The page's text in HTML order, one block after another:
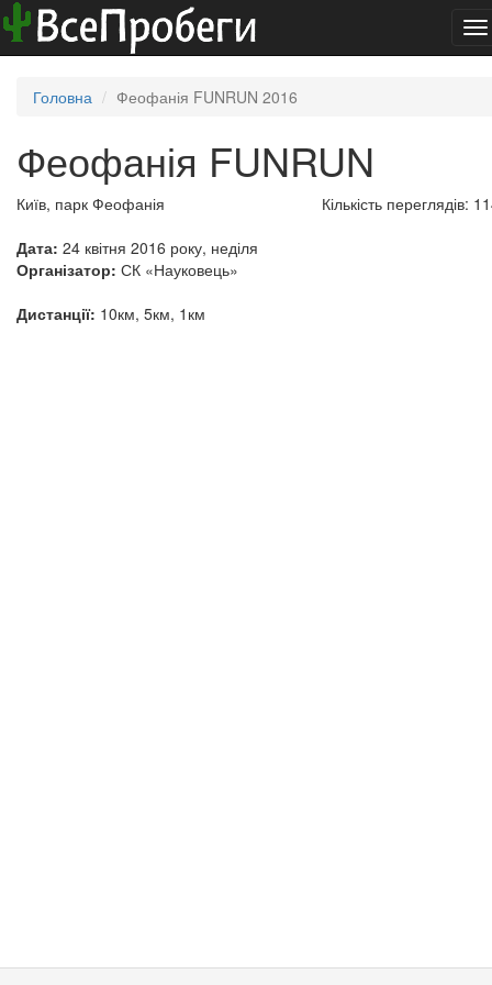
Головна Феофанія FUNRUN 2016
Феофанія FUNRUN
Київ, парк Феофанія
Кількість переглядів:
Дата: 24 квітня 2016 року, неділя
Організатор: СК «Науковець»
Дистанції: 10км, 5км, 1км